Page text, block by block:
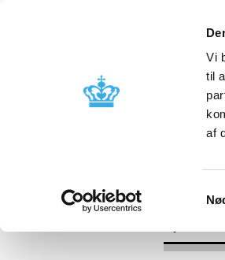
Vi
til
af